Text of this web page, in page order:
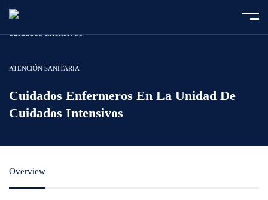
Home
cuidados intensivos
ATENCIÓN SANITARIA
Cuidados Enfermeros En La Unidad De
Cuidados Intensivos
Overview